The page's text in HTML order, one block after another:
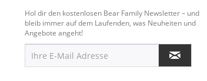
Hol dir den kostenlosen Bear Family Newsletter – und
bleib immer auf dem Laufenden, was Neuheiten und
Angebote angeht!